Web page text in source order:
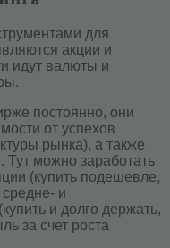
для
акции и
идут валюты и
постоянно, они
от успехов
рынка), а также
Тут можно заработать
(купить подешевле,
и
и долго держать,
за счет роста